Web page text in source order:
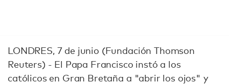
LONDRES, 7 de junio (Fundación Thomson
Reuters) - El Papa Francisco instó a los
católicos en Gran Bretaña a "abrir los ojos" y